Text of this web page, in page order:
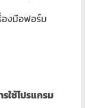
องมือฟอร์ม
ใช้โปรแกรม